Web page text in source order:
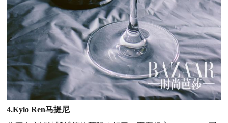
4.Kylo Ren马提尼